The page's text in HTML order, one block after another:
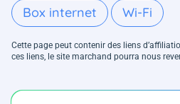
Box internet Wi-Fi
Cette page peut contenir des liens
ces liens, le site marchand pourra nous